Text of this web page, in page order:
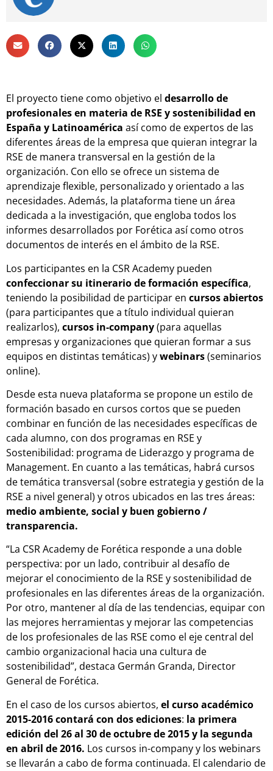
El proyecto tiene como objetivo el desarrollo de
profesionales en materia de RSE y sostenibilidad en
España y Latinoamérica así como de expertos de las
diferentes áreas de la empresa que quieran integrar la
RSE de manera transversal en la gestión de la
organización. Con ello se ofrece un sistema de
aprendizaje flexible, personalizado y orientado a las
necesidades. Además, la plataforma tiene un área
dedicada a la investigación, que engloba todos los
informes desarrollados por Forética así como otros
documentos de interés en el ámbito de la RSE.
Los participantes en la CSR Academy pueden
confeccionar su itinerario de formación específica,
teniendo la posibilidad de participar en cursos abiertos
(para participantes que a título individual quieran
realizarlos), cursos in-company(para aquellas
empresas y organizaciones que quieran formar a sus
equipos en distintas temáticas) ywebinars(seminarios
online).
Desde esta nueva plataforma se propone un estilo de
formación basado en cursos cortos que se pueden
combinar en función de las necesidades específicas de
cada alumno, con dos programas en RSE y
Sostenibilidad: programa de Liderazgo y programa de
Management. En cuanto a las temáticas, habrá cursos
de temática transversal (sobre estrategia y gestión de la
RSE a nivel general) y otros ubicados en las tres áreas:
medio ambiente, social y buen gobierno /
transparencia.
“La CSR Academy de Forética responde a una doble
perspectiva: por un lado, contribuir al desafío de
mejorar el conocimiento de la RSE y sostenibilidad de
profesionales en las diferentes áreas de la organización.
Por otro, mantener al día de las tendencias, equipar con
las mejores herramientas y mejorar las competencias
de los profesionales de las RSE como el eje central del
cambio organizacional hacia una cultura de
sostenibilidad”, destaca Germán Granda, Director
General de Forética.
En el caso de los cursos abiertos, el curso académico
2015-2016 contará con dos ediciones: la primera
edición del 26 al 30 de octubre de 2015 y la segunda
en abril de 2016. Los cursos in-company y los webinars
se llevarán a cabo de forma continuada. El calendario de